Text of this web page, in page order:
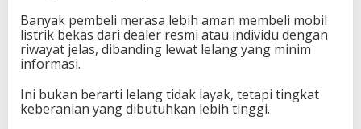
Banyak pembeli merasa lebih aman membeli mobil
listrik bekas dari dealer resmi atau individu dengan
riwayat jelas, dibanding lewat lelang yang minim
informasi.
Ini bukan berarti lelang tidak layak, tetapi tingkat
keberanian yang dibutuhkan lebih tinggi.